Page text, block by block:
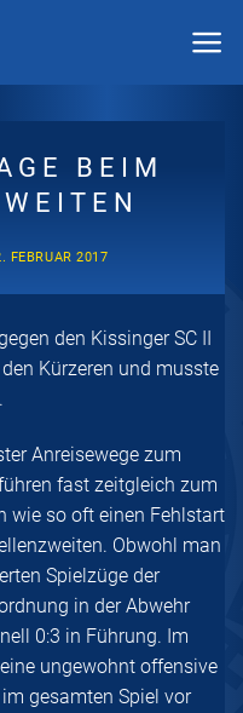
BEIM
FEBRUAR 2017
den Kissinger SC II
Kürzeren und musste
Anreisewege zum
fast zeitgleich zum
wie so oft einen Fehlstart
Obwohl man
Spielzüge der
in der Abwehr
0:3 in Führung. Im
ungewohnt offensive
gesamten Spiel vor